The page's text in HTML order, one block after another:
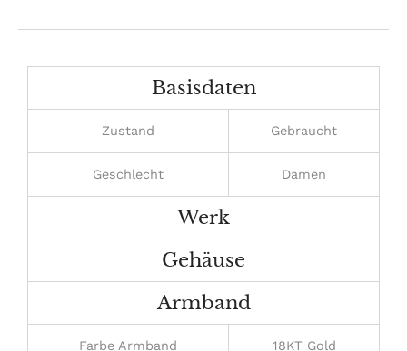
zum
Basisdaten
Zustand Gebraucht
Geschlecht Damen
Werk
Gehäuse
Armband
Farbe Armband 18KT Gold